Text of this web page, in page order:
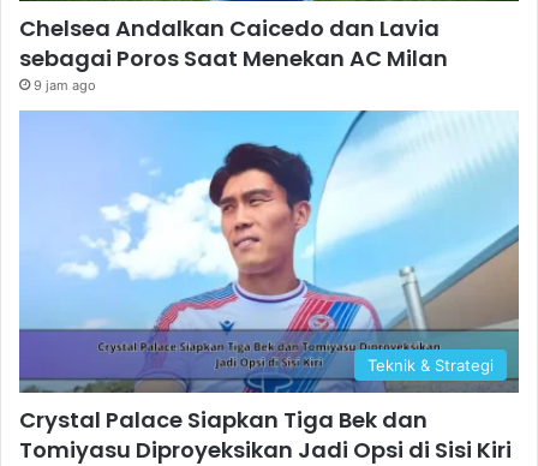
Chelsea Andalkan Caicedo dan Lavia
sebagai Poros Saat Menekan AC Milan
9 jam ago
Teknik & Strategi
Crystal Palace Siapkan Tiga Bek dan
Tomiyasu Diproyeksikan Jadi Opsi di Sisi Kiri